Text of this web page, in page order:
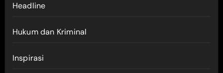
Headline
Hukum dan Kriminal
Inspirasi